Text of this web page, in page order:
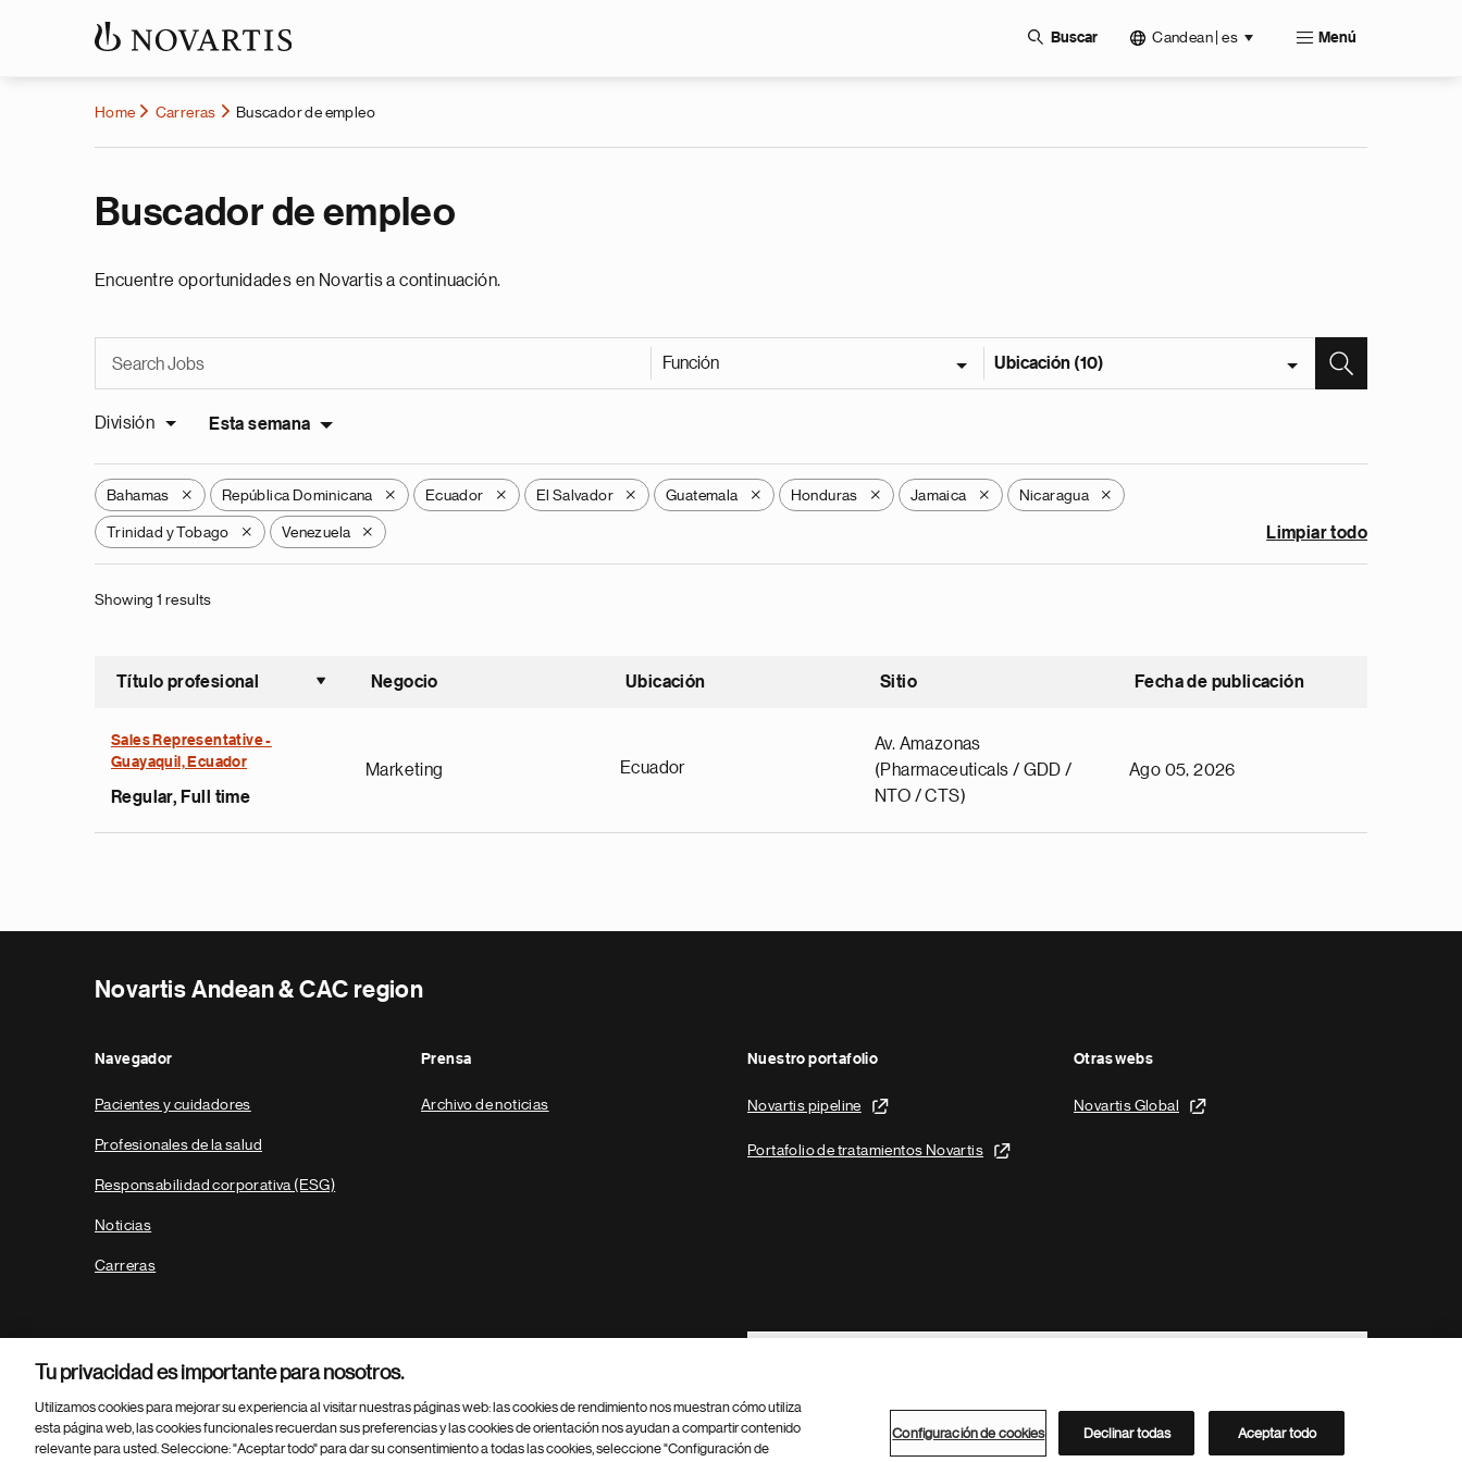
Buscar Candean | es Menú
Home Carreras Buscador de empleo
Buscador de empleo
Encuentre oportunidades en Novartis a continuación.
Función Ubicación (10)
División Esta semana
Bahamas X República Dominicana X Ecuador X El Salvador X Guatemala X Honduras X Jamaica X Nicaragua X
Trinidad y Tobago X Venezuela X Limpiar todo
Showing 1 results
Título profesional
Ordenar ascendente
Negocio Ubicación Sitio Fecha de publicación
Sales Representative -
Guayaquil, Ecuador
Regular, Full time
Marketing Ecuador
Av. Amazonas
(Pharmaceuticals / GDD /
NTO / CTS)
Ago 05, 2026
Novartis Andean & CAC region
Navegador
Pacientes y cuidadores
Profesionales de la salud
Responsabilidad corporativa (ESG)
Noticias
Carreras
Prensa
Archivo de noticias
Nuestro portafolio
Novartis pipeline
Portafolio de tratamientos Novartis
Otras webs
Novartis Global
Footer Site Search
Parte
© 2026 Novartis AG Directorio de Novartis
Tu privacidad es importante para nosotros.
Utilizamos cookies para mejorar su experiencia al visitar nuestras páginas web: las cookies de rendimiento nos muestran cómo utiliza
esta página web, las cookies funcionales recuerdan sus preferencias y las cookies de orientación nos ayudan a compartir contenido
relevante para usted. Seleccione: "Aceptar todo" para dar su consentimiento a todas las cookies, seleccione "Configuración de
Configuración de cookies Declinar todas Aceptar todo